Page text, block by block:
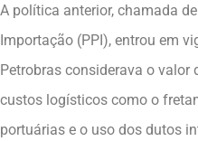
A política anterior, chamada
Importação (PPI), entrou em
Petrobras considerava o valor
custos logísticos como o
portuárias e o uso dos dutos